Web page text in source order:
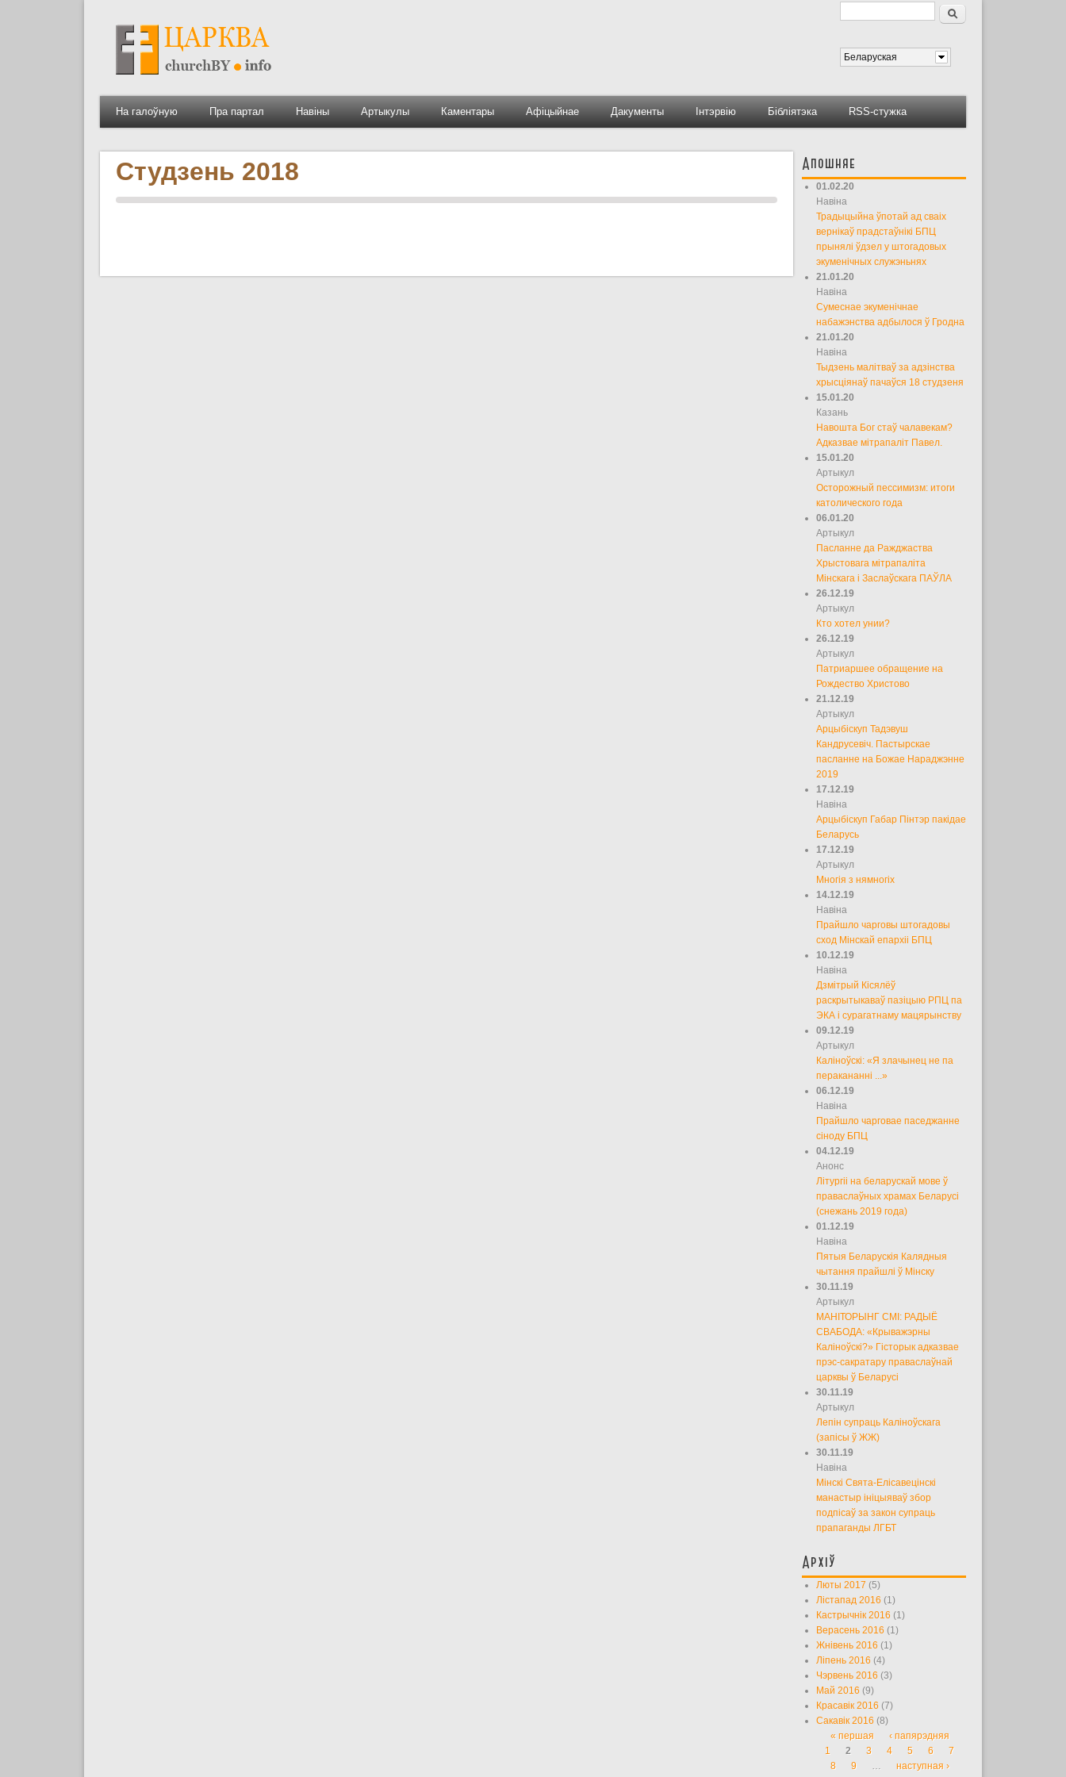
Форма пошуку
Пошук
Беларуская
На галоўную Пра партал Навіны Артыкулы Каментары Афіцыйнае Дакументы Інтэрвію Бібліятэка RSS-стужка
Студзень 2018 Апошняе
01.02.20
Навіна
Традыцыйна ўпотай ад сваіх
вернікаў прадстаўнікі БПЦ
прынялі ўдзел у штогадовых
экуменічных служэньнях
21.01.20
Навіна
Сумеснае экуменічнае
набажэнства адбылося ў Гродна
21.01.20
Навіна
Тыдзень малітваў за адзінства
хрысціянаў пачаўся 18 студзеня
15.01.20
Казань
Навошта Бог стаў чалавекам?
Адказвае мітрапаліт Павел.
15.01.20
Артыкул
Осторожный пессимизм: итоги
католического года
06.01.20
Артыкул
Пасланне да Ражджаства
Хрыстовага мітрапаліта
Мінскага і Заслаўскага ПАЎЛА
26.12.19
Артыкул
Кто хотел унии?
26.12.19
Артыкул
Патриаршее обращение на
Рождество Христово
21.12.19
Артыкул
Арцыбіскуп Тадэвуш
Кандрусевіч. Пастырскае
пасланне на Божае Нараджэнне
2019
17.12.19
Навіна
Арцыбіскуп Габар Пінтэр пакідае
Беларусь
17.12.19
Артыкул
Многія з нямногіх
14.12.19
Навіна
Прайшло чарговы штогадовы
сход Мінскай епархіі БПЦ
10.12.19
Навіна
Дзмітрый Кісялёў
раскрытыкаваў пазіцыю РПЦ па
ЭКА і сурагатнаму мацярынству
09.12.19
Артыкул
Каліноўскі: «Я злачынец не па
перакананні ...»
06.12.19
Навіна
Прайшло чарговае паседжанне
сіноду БПЦ
04.12.19
Анонс
Літургіі на беларускай мове ў
праваслаўных храмах Беларусі
(снежань 2019 года)
01.12.19
Навіна
Пятыя Беларускія Калядныя
чытання прайшлі ў Мінску
30.11.19
Артыкул
МАНІТОРЫНГ СМІ: РАДЫЁ
СВАБОДА: «Крыважэрны
Каліноўскі?» Гісторык адказвае
прэс-сакратару праваслаўнай
царквы ў Беларусі
30.11.19
Артыкул
Лепін супраць Каліноўскага
(запісы ў ЖЖ)
30.11.19
Навіна
Мінскі Свята-Елісавецінскі
манастыр ініцыяваў збор
подпісаў за закон супраць
прапаганды ЛГБТ
Архіў
Люты 2017 (5)
Лістапад 2016 (1)
Кастрычнік 2016 (1)
Верасень 2016 (1)
Жнівень 2016 (1)
Ліпень 2016 (4)
Чэрвень 2016 (3)
Май 2016 (9)
Красавік 2016 (7)
Сакавік 2016 (8)
Старонкі
« першая
‹ папярэдняя
1
2 3 4 5 6
7
8
9 …
наступная ›